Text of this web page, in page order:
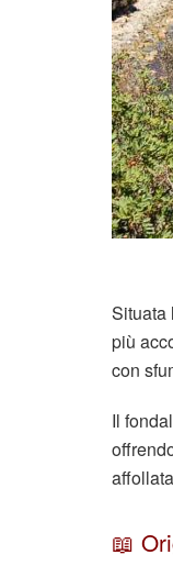
Situata
più
con
Il
📖